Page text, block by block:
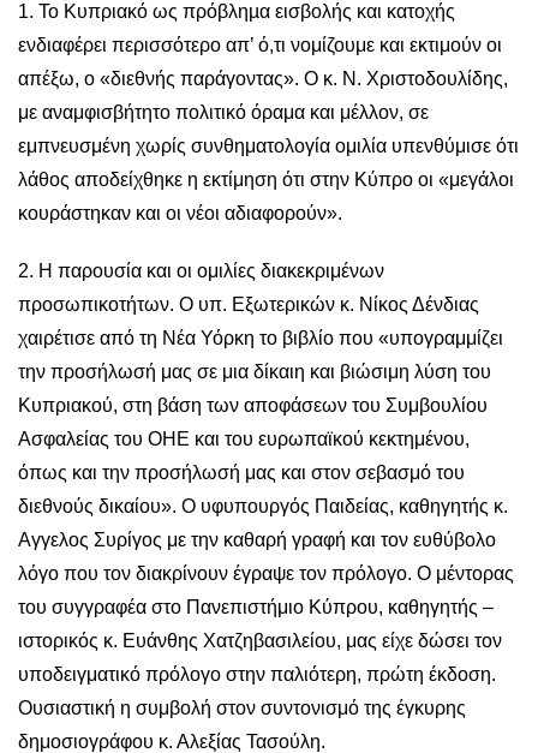
1. Το Κυπριακό ως πρόβληµα εισβολής και κατοχής
ενδιαφέρει περισσότερο απ’ ό,τι νομίζουμε και εκτιμούν οι
απέξω, ο «διεθνής παράγοντας». Ο κ. Ν. Χριστοδουλίδης,
με αναμφισβήτητο πολιτικό όραμα και μέλλον, σε
εμπνευσμένη χωρίς συνθηματολογία ομιλία υπενθύμισε ότι
λάθος αποδείχθηκε η εκτίμηση ότι στην Κύπρο οι «μεγάλοι
κουράστηκαν και οι νέοι αδιαφορούν».
2. Η παρουσία και οι ομιλίες διακεκριμένων
προσωπικοτήτων. Ο υπ. Εξωτερικών κ. Νίκος Δένδιας
χαιρέτισε από τη Νέα Υόρκη το βιβλίο που «υπογραμμίζει
την προσήλωσή μας σε μια δίκαιη και βιώσιμη λύση του
Κυπριακού, στη βάση των αποφάσεων του Συμβουλίου
Ασφαλείας του ΟΗΕ και του ευρωπαϊκού κεκτημένου,
όπως και την προσήλωσή μας και στον σεβασμό του
διεθνούς δικαίου». Ο υφυπουργός Παιδείας, καθηγητής κ.
Αγγελος Συρίγος με την καθαρή γραφή και τον ευθύβολο
λόγο που τον διακρίνουν έγραψε τον πρόλογο. Ο μέντορας
του συγγραφέα στο Πανεπιστήμιο Κύπρου, καθηγητής –
ιστορικός κ. Ευάνθης Χατζηβασιλείου, μας είχε δώσει τον
υποδειγματικό πρόλογο στην παλιότερη, πρώτη έκδοση.
Ουσιαστική η συμβολή στον συντονισμό της έγκυρης
δημοσιογράφου κ. Αλεξίας Τασούλη.